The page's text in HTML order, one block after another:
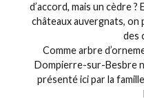
d’accord, mais un cèdre ?
châteaux auvergnats, on
des
Comme arbre
Dompierre-sur-Besbre
présenté ici par la